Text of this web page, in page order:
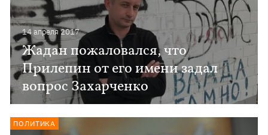
14 апреля 2017
Жадан пожаловался, что
Прилепин от его имени задал
вопрос Захарченко
ПОЛИТИКА